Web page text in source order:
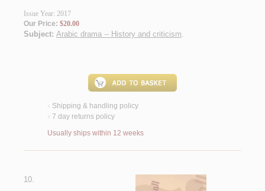
Issue Year: 2017
Our Price: $20.00
Subject: Arabic drama -- History and criticism.
< Shipping & handling policy
< 7 day returns policy
Usually ships within 12 weeks
10.